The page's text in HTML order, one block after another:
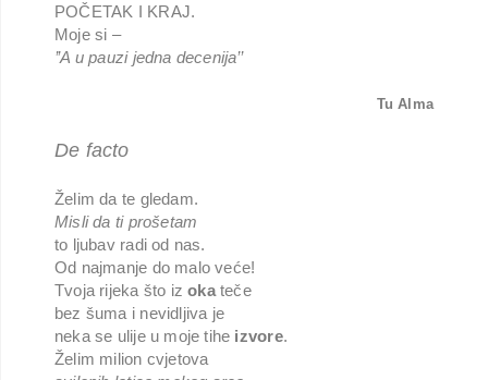
POČETAK I KRAJ.
Moje si –
’’A u pauzi jedna decenija’’
Tu Alma
De facto
Želim da te gledam.
Misli da ti prošetam
to ljubav radi od nas.
Od najmanje do malo veće!
Tvoja rijeka što izokateče
bez šuma i nevidljiva je
neka se ulije u moje tihe izvore.
Želim milion cvjetova